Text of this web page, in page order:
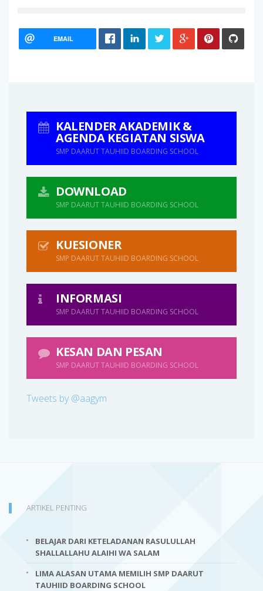
EMAIL
KALENDER AKADEMIK &
AGENDA KEGIATAN SISWA
SMP DAARUT TAUHIID BOARDING SCHOOL
DOWNLOAD
SMP DAARUT TAUHIID BOARDING SCHOOL
KUESIONER
SMP DAARUT TAUHIID BOARDING SCHOOL
INFORMASI
SMP DAARUT TAUHIID BOARDING SCHOOL
KESAN DAN PESAN
SMP DAARUT TAUHIID BOARDING SCHOOL
Tweets by @aagym
ARTIKEL PENTING
BELAJAR DARI KETELADANAN RASULULLAH
SHALLALLAHU ALAIHI WA SALAM
LIMA ALASAN UTAMA MEMILIH SMP DAARUT
TAUHIID BOARDING SCHOOL